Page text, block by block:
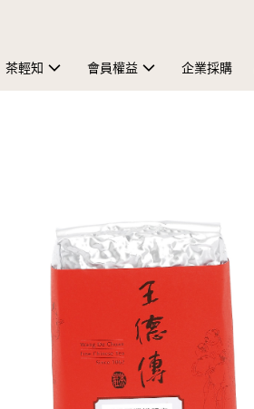
茶輕知 會員權益 企業採購